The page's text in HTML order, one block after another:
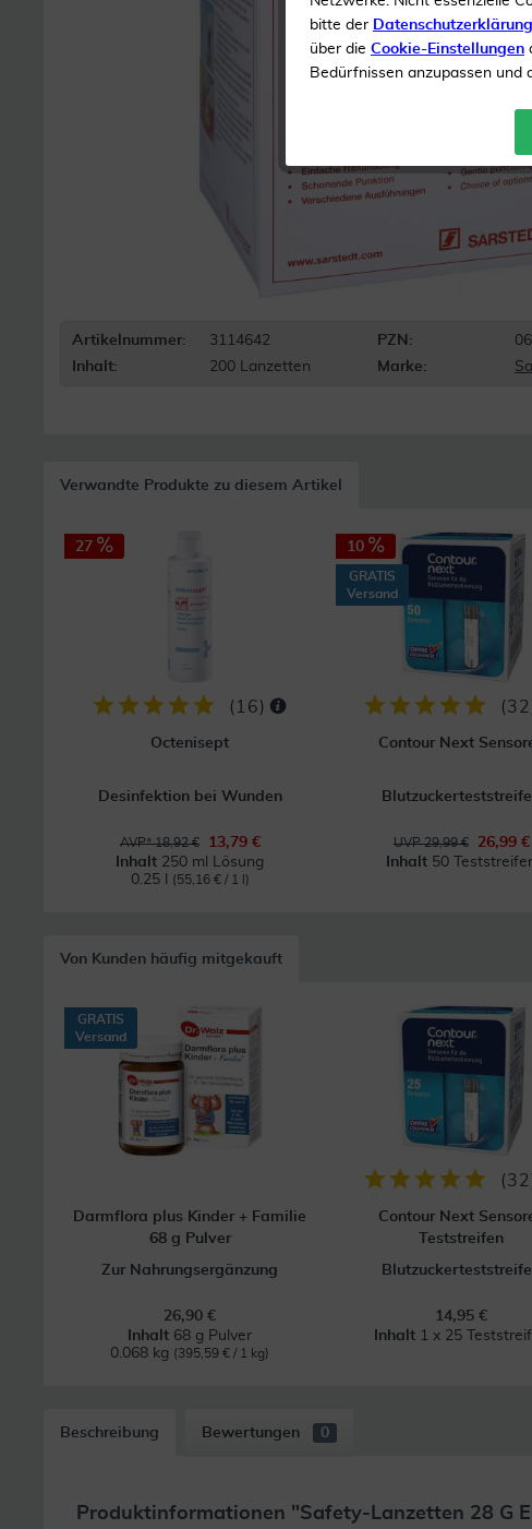
Artikelnummer: 3114642 PZN:
Inhalt:
200 Lanzetten Marke:
Verwandte Produkte zu diesem Artikel
27
( 16)
Octenisept
Desinfektion bei Wunden
AVP* 18,92 €
13,79 €
Inhalt 250 ml Lösung
0.25 l
(55,16 € / 1 l)
10
GRATIS
Versand
(32
Contour Next
UVP 29,99 €
26,99 €
Inhalt 50
Von Kunden häufig mitgekauft
GRATIS
Versand
Darmflora plus Kinder + Familie
68 g Pulver
Zur Nahrungsergänzung
26,90 €
Inhalt 68 g Pulver
0.068 kg (395,59 € / 1 kg)
(32
Contour Next
Teststreifen
14,95 €
Inhalt 1 x 25
Beschreibung Bewertungen 0
Produktinformationen "Safety-Lanzetten 28 G
bitte der Datenschutzerklärung
über die Cookie-Einstellungen
Bedürfnissen anzupassen und